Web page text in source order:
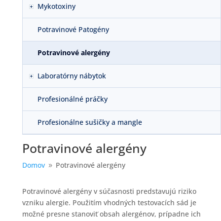
Mykotoxiny
Potravinové Patogény
Potravinové alergény
Laboratórny nábytok
Profesionálné práčky
Profesionálne sušičky a mangle
Potravinové alergény
Domov 9 Potravinové alergény
Potravinové alergény v súčasnosti predstavujú riziko
vzniku alergie. Použitím vhodných testovacích sád je
možné presne stanoviť obsah alergénov, prípadne ich